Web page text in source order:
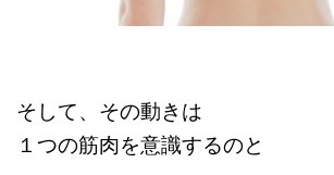
そして、その動きは
１つの筋肉を意識するのと